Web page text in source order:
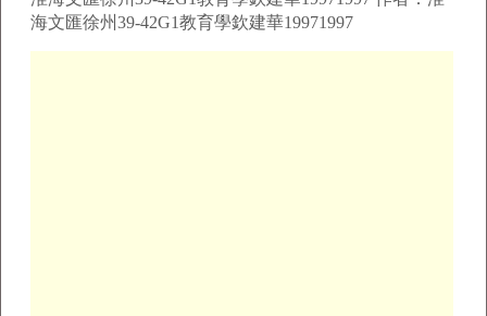
海文匯徐州39-42G1教育學欽建華19971997